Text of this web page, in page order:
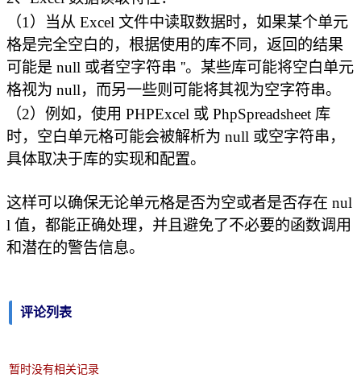
（1）当从 Excel 文件中读取数据时，如果某个单元
格是完全空白的，根据使用的库不同，返回的结果
可能是 null 或者空字符串 ''。某些库可能将空白单元
格视为 null，而另一些则可能将其视为空字符串。
（2）例如，使用 PHPExcel 或 PhpSpreadsheet 库
时，空白单元格可能会被解析为 null 或空字符串，
具体取决于库的实现和配置。
这样可以确保无论单元格是否为空或者是否存在 nul
l 值，都能正确处理，并且避免了不必要的函数调用
和潜在的警告信息。
评论列表
暂时没有相关记录